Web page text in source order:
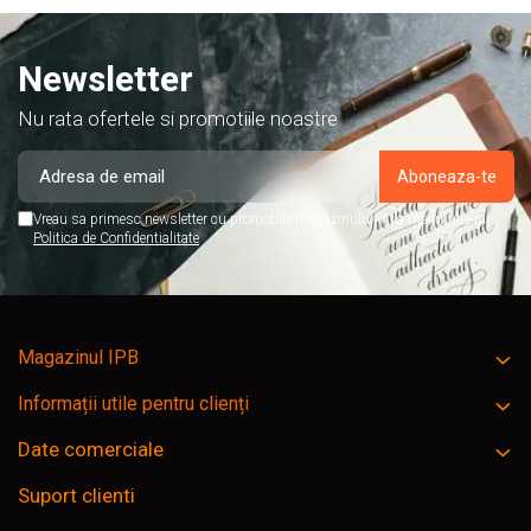
Newsletter
Nu rata ofertele si promotiile noastre
Vreau sa primesc newsletter cu promotiile magazinului. Afla mai multe in
Politica de Confidentialitate
Magazinul IPB
Informații utile pentru clienți
Date comerciale
Suport clienti